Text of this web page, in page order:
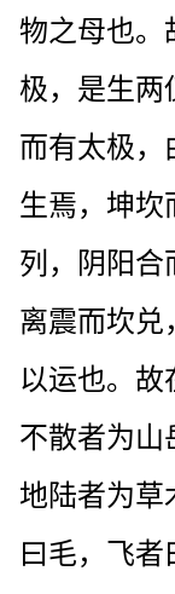
物之母也。
极，是生两
而有太极，
生焉，坤坎
列，阴阳合
离震而坎兑
以运也。故
不散者为山
地陆者为草
曰毛，飞者